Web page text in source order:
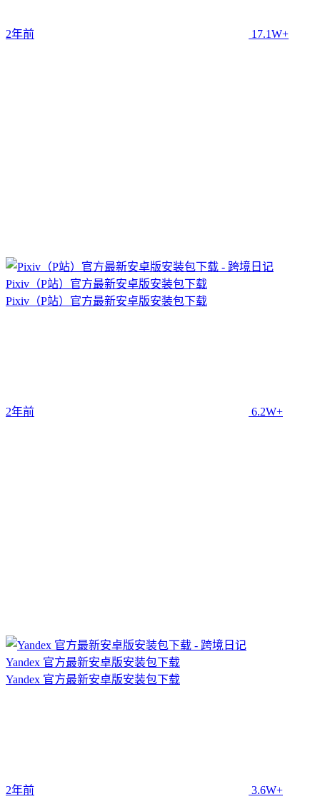
2年前 17.1W+
Pixiv（P站）官方最新安卓版安装包下载
Pixiv（P站）官方最新安卓版安装包下载
2年前 6.2W+
Yandex 官方最新安卓版安装包下载
Yandex 官方最新安卓版安装包下载
2年前 3.6W+